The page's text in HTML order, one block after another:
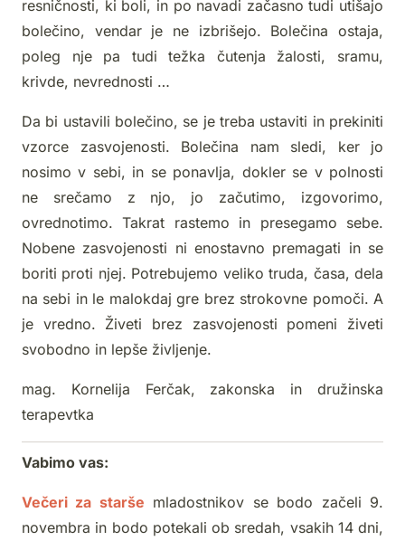
resničnosti, ki boli, in po navadi začasno tudi utišajo
bolečino, vendar je ne izbrišejo. Bolečina ostaja,
poleg nje pa tudi težka čutenja žalosti, sramu,
krivde, nevrednosti …
Da bi ustavili bolečino, se je treba ustaviti in prekiniti
vzorce zasvojenosti. Bolečina nam sledi, ker jo
nosimo v sebi, in se ponavlja, dokler se v polnosti
ne srečamo z njo, jo začutimo, izgovorimo,
ovrednotimo. Takrat rastemo in presegamo sebe.
Nobene zasvojenosti ni enostavno premagati in se
boriti proti njej. Potrebujemo veliko truda, časa, dela
na sebi in le malokdaj gre brez strokovne pomoči. A
je vredno. Živeti brez zasvojenosti pomeni živeti
svobodno in lepše življenje.
mag. Kornelija Ferčak, zakonska in družinska
terapevtka
Vabimo vas:
Večeri za starše mladostnikov se bodo začeli 9.
novembra in bodo potekali ob sredah, vsakih 14 dni,